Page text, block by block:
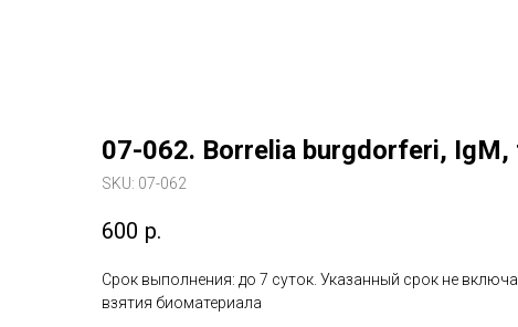
07-062. Borrelia burgdorferi, IgM,
SKU: 07-062
600 р.
Срок выполнения: до 7 суток. Указанный срок не
взятия биоматериала